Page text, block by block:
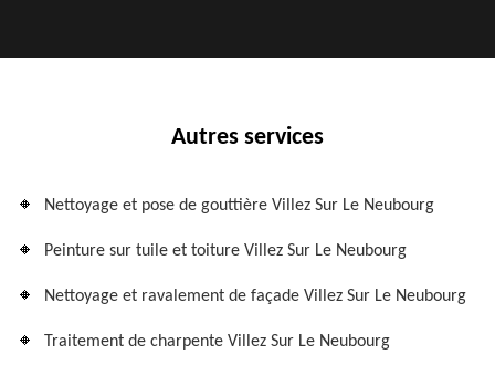
Autres services
Nettoyage et pose de gouttière Villez Sur Le Neubourg
Peinture sur tuile et toiture Villez Sur Le Neubourg
Nettoyage et ravalement de façade Villez Sur Le Neubourg
Traitement de charpente Villez Sur Le Neubourg